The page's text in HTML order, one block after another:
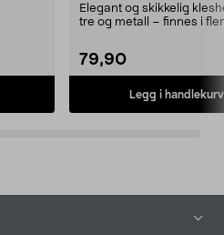
Elegant og skikkelig
tre og metall – finnes i
79,90
Legg i handlekurv